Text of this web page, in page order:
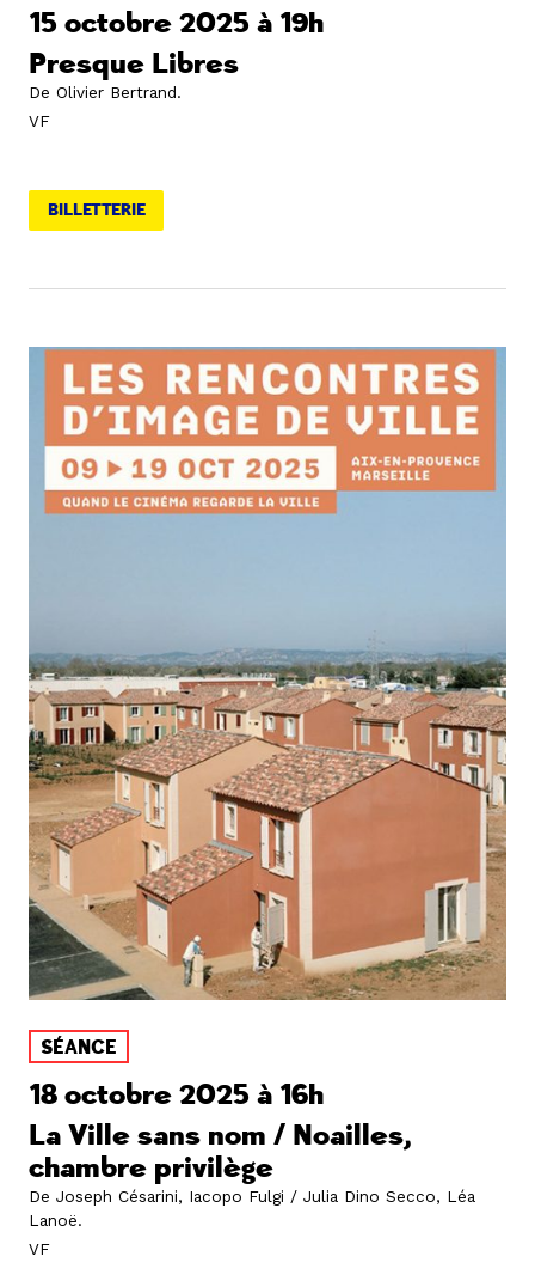
15 octobre 2025 à 19h
Presque Libres
De Olivier Bertrand.
VF
BILLETTERIE
SÉANCE
18 octobre 2025 à 16h
La Ville sans nom / Noailles,
chambre privilège
De Joseph Césarini, Iacopo Fulgi / Julia Dino Secco, Léa
Lanoë.
VF